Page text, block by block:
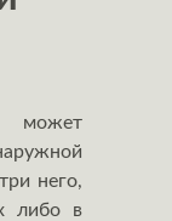
может
него,
либо в